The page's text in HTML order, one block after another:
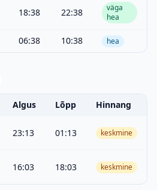
18:38 22:38
väga
hea
06:38 10:38 hea
Algus Lõpp
Hinnang
23:13 01:13 keskmine
16:03 18:03 keskmine